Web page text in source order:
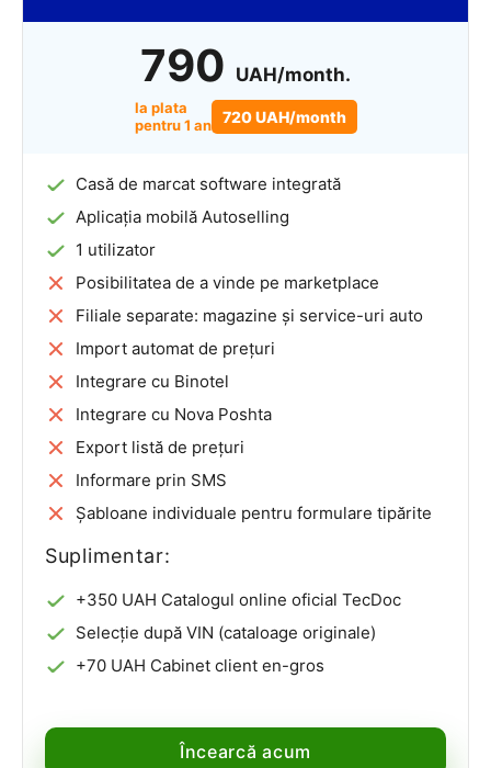
790 UAH/month.
la plata
pentru 1 an
720 UAH/month
Casă de marcat software integrată
Aplicația mobilă Autoselling
1 utilizator
Posibilitatea de a vinde pe marketplace
Filiale separate: magazine și service-uri auto
Import automat de prețuri
Integrare cu Binotel
Integrare cu Nova Poshta
Export listă de prețuri
Informare prin SMS
Șabloane individuale pentru formulare tipărite
Suplimentar:
+350 UAH Catalogul online oficial TecDoc
Selecție după VIN (cataloage originale)
+70 UAH Cabinet client en-gros
Încearcă acum